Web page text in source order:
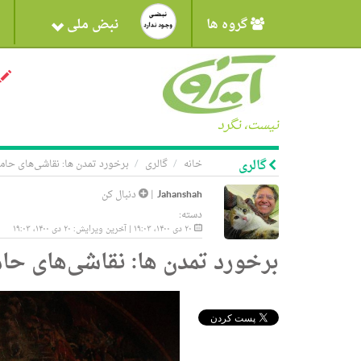
گروه ها نبض ملی
نیست، نگرد
خانه گالری برخورد تمدن ها: نقاشی‌های گالری
Jahanshah
|
دنبال کن
دسته:
برخورد تمدن ها: نقاشی‌های